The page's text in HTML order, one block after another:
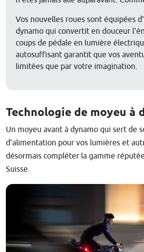
Vos nouvelles roues sont équipées
dynamo qui convertit en douceur
coups de pédale en lumière
autosuffisant garantit que vos
limitées que par votre imagination.
Technologie de moyeu à
Un moyeu avant à dynamo qui sert de
d’alimentation pour vos lumières et
désormais compléter la gamme
Suisse.